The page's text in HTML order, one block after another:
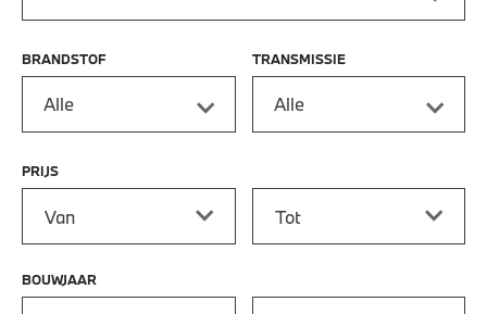
BRANDSTOF
Alle
TRANSMISSIE
Alle
PRIJS
BOUWJAAR